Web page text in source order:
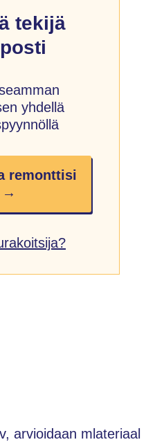
tekijä
yhdellä
remonttisi
→
arvioidaan mlateriaal